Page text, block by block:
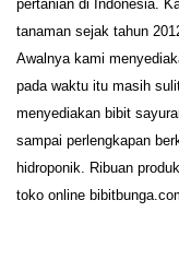
pertanian di Indonesia.
tanaman sejak tahun
Awalnya kami
pada waktu itu masih
menyediakan bibit
sampai perlengkapan
hidroponik. Ribuan
toko online